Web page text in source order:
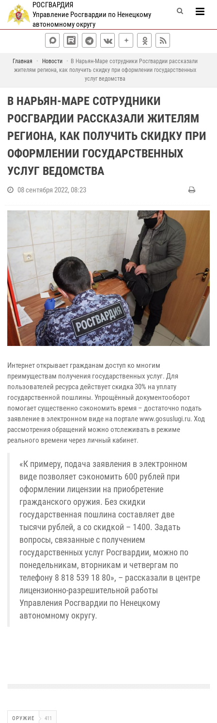
РОСГВАРДИЯ
Управление Росгвардии по Ненецкому
автономному округу
Главная Новости
В Нарьян-Маре сотрудники Росгвардии рассказали
жителям региона, как получить скидку при оформлении государственных
услуг ведомства
В НАРЬЯН-МАРЕ СОТРУДНИКИ
РОСГВАРДИИ РАССКАЗАЛИ ЖИТЕЛЯМ
РЕГИОНА, КАК ПОЛУЧИТЬ СКИДКУ ПРИ
ОФОРМЛЕНИИ ГОСУДАРСТВЕННЫХ
УСЛУГ ВЕДОМСТВА
08 сентября 2022, 08:23
Интернет открывает гражданам доступ ко многим
преимуществам получения государственных услуг. Для
пользователей ресурса действует скидка 30% на уплату
государственной пошлины. Упрощённый документооборот
помогает существенно сэкономить время – достаточно подать
заявление в электронном виде на портале www.gosuslugi.ru. Ход
рассмотрения обращений можно отслеживать в режиме
реального времени через личный кабинет.
«К примеру, подача заявления в электронном
виде позволяет сэкономить 600 рублей при
оформлении лицензии на приобретение
гражданского оружия. Без скидки
государственная пошлина составляет две
тысячи рублей, а со скидкой – 1400. Задать
вопросы, связанные с получением
государственных услуг Росгвардии, можно по
понедельникам, вторникам и четвергам по
телефону 8 818 539 18 80», – рассказали в центре
лицензионно-разрешительной работы
Управления Росгвардии по Ненецкому
автономному округу.
ОРУЖИЕ 411